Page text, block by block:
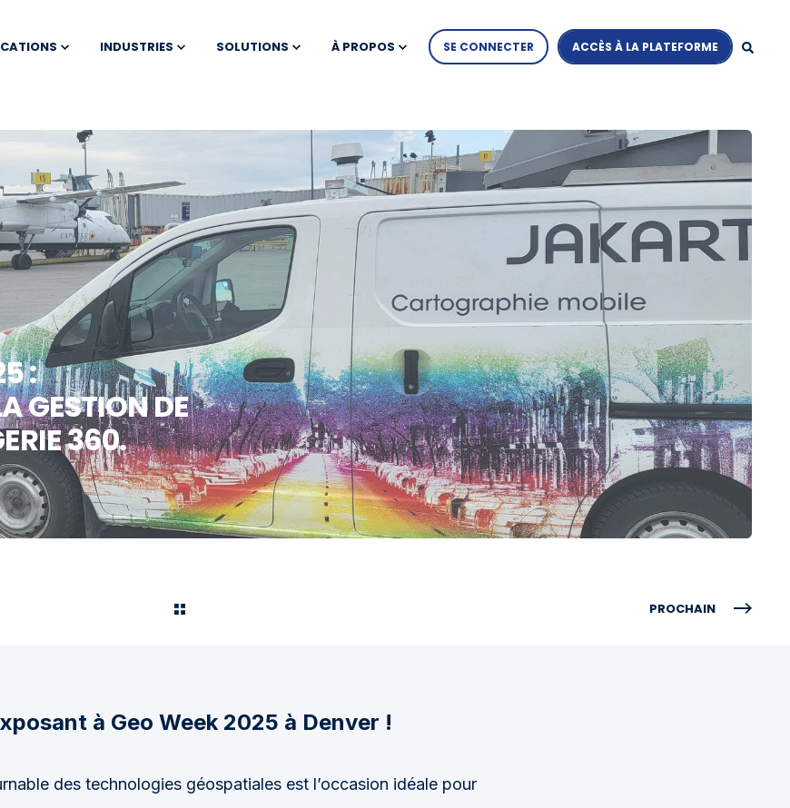
INDUSTRIES SOLUTIONS À PROPOS SE CONNECTER ACCÈS À LA PLATEFORME
:
GESTION DE
360.
PROCHAIN
à Geo Week 2025 à Denver !
des technologies géospatiales est l’occasion idéale pour